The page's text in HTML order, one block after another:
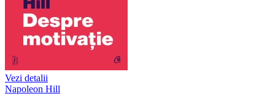
Vezi detalii
Napoleon Hill